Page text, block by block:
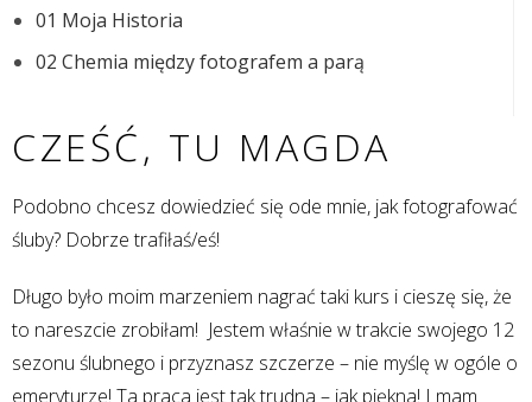
01 Moja Historia
02 Chemia między fotografem a parą
CZEŚĆ, TU MAGDA
Podobno chcesz dowiedzieć się ode mnie, jak fotografować
śluby? Dobrze trafiłaś/eś!
Długo było moim marzeniem nagrać taki kurs i cieszę się, że
to nareszcie zrobiłam! Jestem właśnie w trakcie swojego 12
sezonu ślubnego i przyznasz szczerze – nie myślę w ogóle o
emeryturze! Ta praca jest tak trudna – jak piękna! I mam